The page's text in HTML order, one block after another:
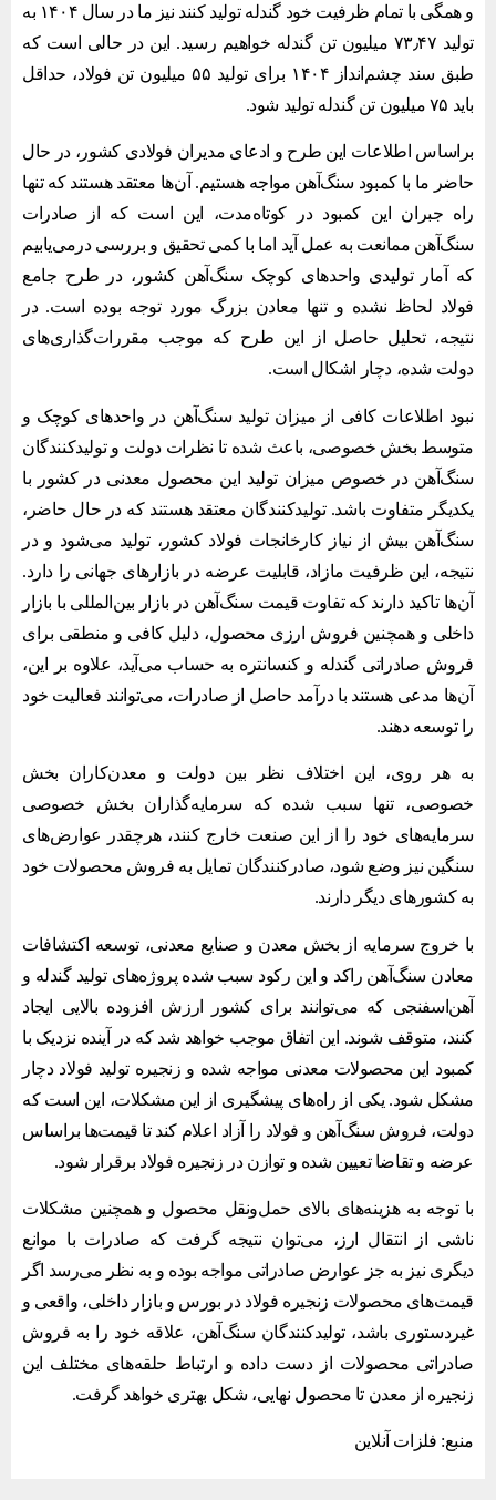
و همگی با تمام ظرفیت خود گندله تولید کنند نیز ما در سال ۱۴۰۴ به
تولید ۷۳٫۴۷ میلیون تن گندله خواهیم رسید. این در حالی است که
طبق سند چشم‌انداز ۱۴۰۴ برای تولید ۵۵ میلیون تن فولاد، حداقل
باید ۷۵ میلیون تن گندله تولید شود.
براساس اطلاعات این طرح و ادعای مدیران فولادی کشور، در حال
حاضر ما با کمبود سنگ‌آهن مواجه هستیم. آن‌ها معتقد هستند که تنها
راه جبران این کمبود در کوتاه‌مدت، این است که از صادرات
سنگ‌آهن ممانعت به عمل آید اما با کمی تحقیق و بررسی درمی‌یابیم
که آمار تولیدی واحدهای کوچک سنگ‌آهن کشور، در طرح جامع
فولاد لحاظ نشده و تنها معادن بزرگ مورد توجه بوده است. در
نتیجه، تحلیل حاصل از این طرح که موجب مقررات‌گذاری‌های
دولت شده، دچار اشکال است.
نبود اطلاعات کافی از میزان تولید سنگ‌آهن در واحدهای کوچک و
متوسط بخش خصوصی، باعث شده تا نظرات دولت و تولیدکنندگان
سنگ‌آهن در خصوص میزان تولید این محصول معدنی در کشور با
یکدیگر متفاوت باشد. تولیدکنندگان معتقد هستند که در حال حاضر،
سنگ‌آهن بیش از نیاز کارخانجات فولاد کشور، تولید می‌شود و در
نتیجه، این ظرفیت مازاد، قابلیت عرضه در بازارهای جهانی را دارد.
آن‌ها تاکید دارند که تفاوت قیمت سنگ‌آهن در بازار بین‌المللی با بازار
داخلی و همچنین فروش ارزی محصول، دلیل کافی و منطقی برای
فروش صادراتی گندله و کنسانتره به حساب می‌آید، علاوه بر این،
آن‌ها مدعی هستند با درآمد حاصل از صادرات، می‌توانند فعالیت خود
را توسعه دهند.
به هر روی، این اختلاف نظر بین دولت و معدن‌کاران بخش
خصوصی، تنها سبب شده که سرمایه‌گذاران بخش خصوصی
سرمایه‌های خود را از این صنعت خارج کنند، هرچقدر عوارض‌های
سنگین نیز وضع شود، صادرکنندگان تمایل به فروش محصولات خود
به کشورهای دیگر دارند.
با خروج سرمایه از بخش معدن و صنایع معدنی، توسعه اکتشافات
معادن سنگ‌آهن راکد و این رکود سبب شده پروژه‌های تولید گندله و
آهن‌اسفنجی که می‌توانند برای کشور ارزش افزوده بالایی ایجاد
کنند، متوقف شوند. این اتفاق موجب خواهد شد که در آینده نزدیک با
کمبود این محصولات معدنی مواجه شده و زنجیره تولید فولاد دچار
مشکل شود. یکی از راه‌های پیشگیری از این مشکلات، این است که
دولت، فروش سنگ‌آهن و فولاد را آزاد اعلام کند تا قیمت‌ها براساس
عرضه و تقاضا تعیین شده و توازن در زنجیره فولاد برقرار شود.
با توجه به هزینه‌های بالای حمل‌و‌نقل محصول و همچنین مشکلات
ناشی از انتقال ارز، می‌توان نتیجه گرفت که صادرات با موانع
دیگری نیز به جز عوارض صادراتی مواجه بوده و به نظر می‌رسد اگر
قیمت‌های محصولات زنجیره فولاد در بورس و بازار داخلی، واقعی و
غیردستوری باشد، تولیدکنندگان سنگ‌آهن، علاقه خود را به فروش
صادراتی محصولات از دست داده و ارتباط حلقه‌های مختلف این
زنجیره از معدن تا محصول نهایی، شکل بهتری خواهد گرفت.
منبع: فلزات آنلاین